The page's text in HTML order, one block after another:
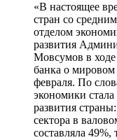
«В настоящее
стран со
отделом
развития
Мовсумов в
банка о мировом
февраля. По
экономики
развития
сектора в
составляла 49%,